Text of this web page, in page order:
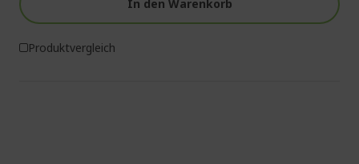
In den Warenkorb
Produktvergleich